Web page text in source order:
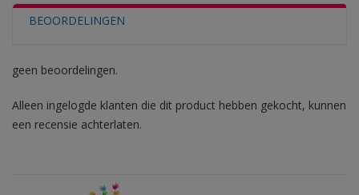
BEOORDELINGEN
geen beoordelingen.
Alleen ingelogde klanten die dit product hebben gekocht, kunnen
een recensie achterlaten.